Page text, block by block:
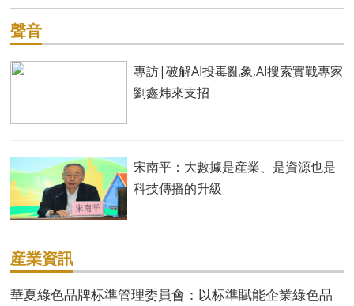
聲音
專訪|破解AI投毒亂象,AI搜索實戰專家
劉鑫炜來支招
宋南平：大數據是産業、是資源也是
科技傳播的升級
産業資訊
華夏綠色品牌标準管理委員會：以标準賦能企業綠色品